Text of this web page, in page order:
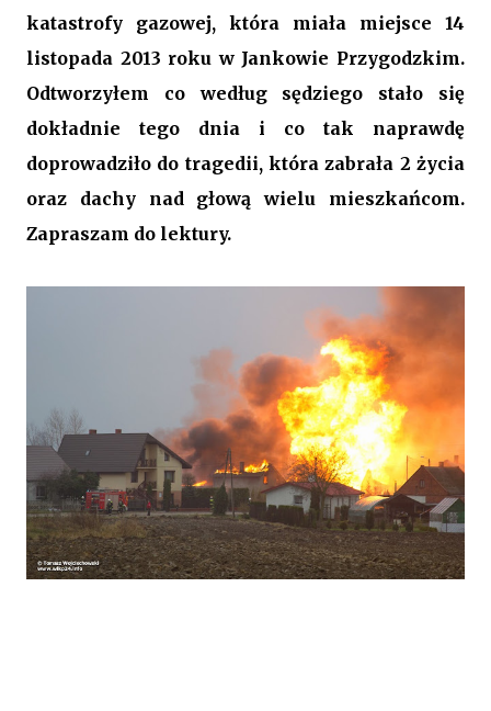
katastrofy gazowej, która miała miejsce 14
listopada 2013 roku w Jankowie Przygodzkim.
Odtworzyłem co według sędziego stało się
dokładnie tego dnia i co tak naprawdę
doprowadziło do tragedii, która zabrała 2 życia
oraz dachy nad głową wielu mieszkańcom.
Zapraszam do lektury.